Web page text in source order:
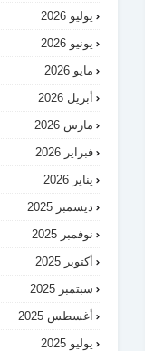
يوليو 2026
يونيو 2026
مايو 2026
أبريل 2026
مارس 2026
فبراير 2026
يناير 2026
ديسمبر 2025
نوفمبر 2025
أكتوبر 2025
سبتمبر 2025
أغسطس 2025
يوليو 2025